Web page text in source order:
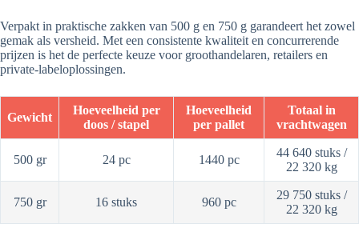
Verpakt in praktische zakken van 500 g en 750 g garandeert het zowel
gemak als versheid. Met een consistente kwaliteit en concurrerende
prijzen is het de perfecte keuze voor groothandelaren, retailers en
private-labeloplossingen.
Gewicht
Hoeveelheid per
doos / stapel
Hoeveelheid
per pallet
Totaal in
vrachtwagen
500 gr 24 pc 1440 pc
44 640 stuks /
22 320 kg
750 gr 16 stuks 960 pc
29 750 stuks /
22 320 kg